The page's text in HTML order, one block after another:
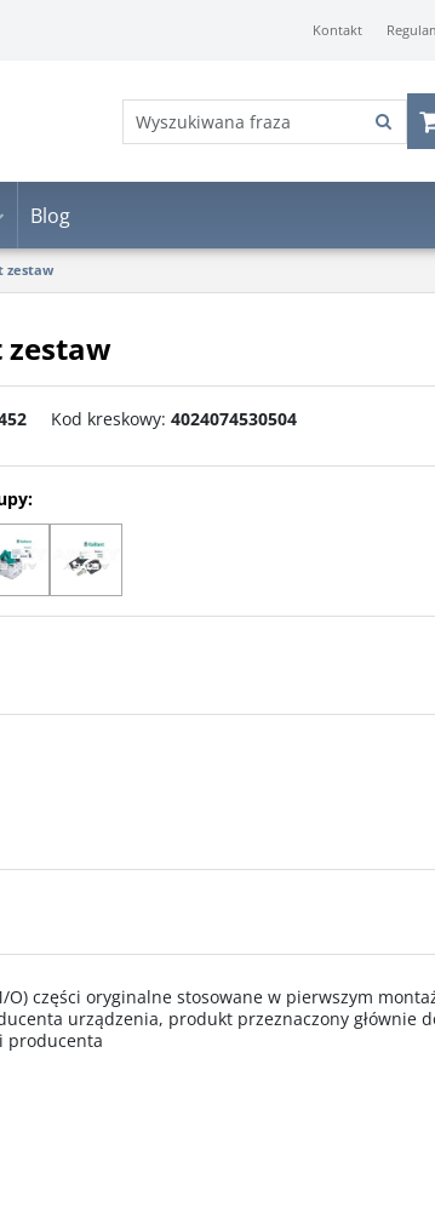
Kontakt
Blog
zestaw
zestaw
Kod kreskowy: 4024074530504
O) części oryginalne stosowane w pierwszym
urządzenia, produkt przeznaczony głównie
producenta